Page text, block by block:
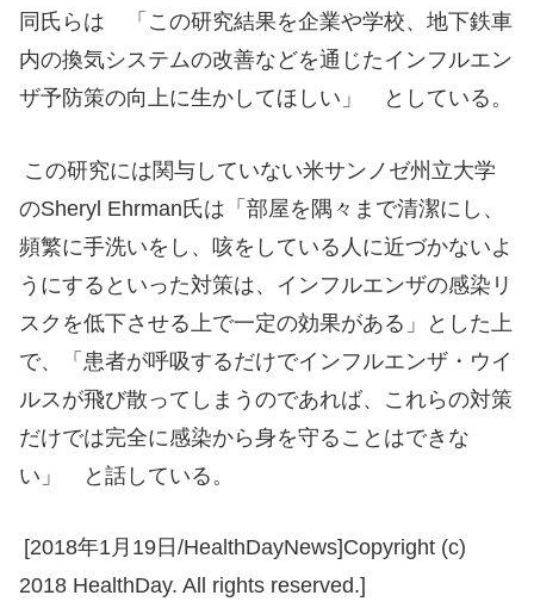
同氏らは 「この研究結果を企業や学校、地下鉄車
内の換気システムの改善などを通じたインフルエン
ザ予防策の向上に生かしてほしい」 としている。
この研究には関与していない米サンノゼ州立大学
のSheryl Ehrman氏は「部屋を隅々まで清潔にし、
頻繁に手洗いをし、咳をしている人に近づかないよ
うにするといった対策は、インフルエンザの感染リ
スクを低下させる上で一定の効果がある」とした上
で、「患者が呼吸するだけでインフルエンザ・ウイ
ルスが飛び散ってしまうのであれば、これらの対策
だけでは完全に感染から身を守ることはできな
い」 と話している。
[2018年1月19日/HealthDayNews]Copyright (c)
2018 HealthDay. All rights reserved.]